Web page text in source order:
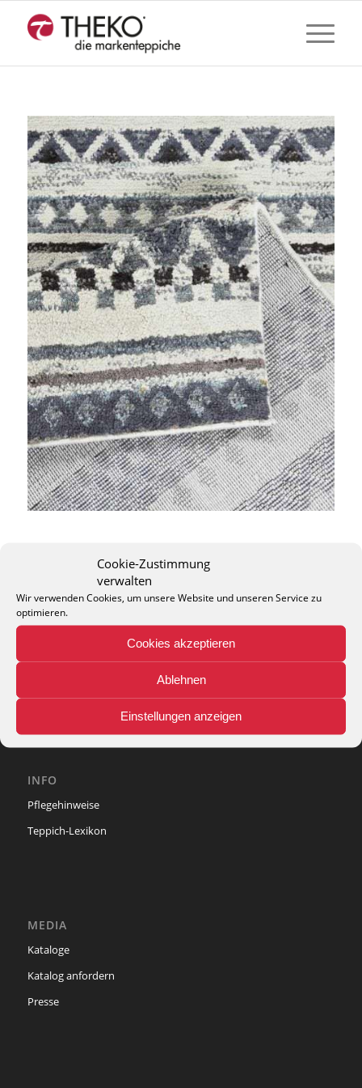
Cookie-Zustimmung
verwalten
Wir verwenden Cookies, um unsere Website und unseren Service zu
optimieren.
Cookies akzeptieren
Ablehnen
Einstellungen anzeigen
THEO KELLER GMBH
INFO
Pflegehinweise
Teppich-Lexikon
MEDIA
Kataloge
Katalog anfordern
Presse